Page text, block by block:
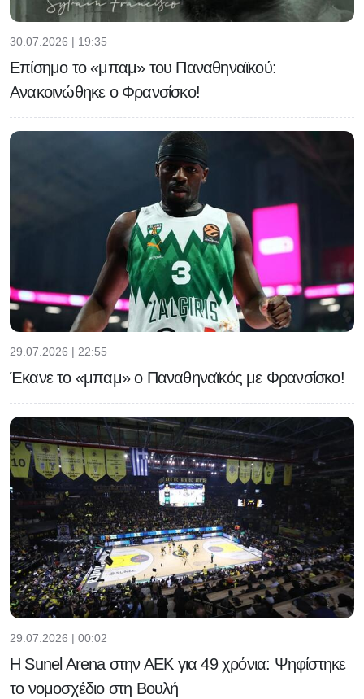
30.07.2026 | 19:35
Επίσημο το «μπαμ» του Παναθηναϊκού:
Ανακοινώθηκε ο Φρανσίσκο!
29.07.2026 | 22:55
Έκανε το «μπαμ» ο Παναθηναϊκός με Φρανσίσκο!
29.07.2026 | 00:02
Η Sunel Arena στην ΑΕΚ για 49 χρόνια: Ψηφίστηκε
το νομοσχέδιο στη Βουλή